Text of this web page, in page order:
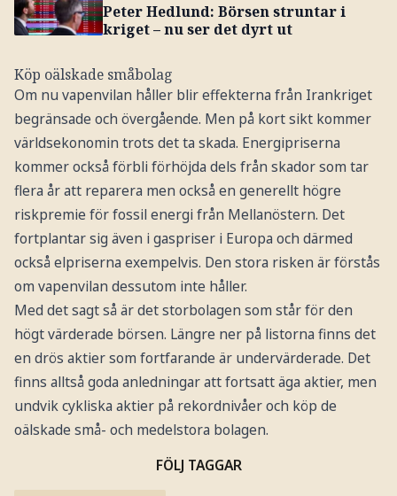
Peter Hedlund: Börsen struntar i
kriget – nu ser det dyrt ut
Köp oälskade småbolag
Om nu vapenvilan håller blir effekterna från Irankriget
begränsade och övergående. Men på kort sikt kommer
världsekonomin trots det ta skada. Energipriserna
kommer också förbli förhöjda dels från skador som tar
flera år att reparera men också en generellt högre
riskpremie för fossil energi från Mellanöstern. Det
fortplantar sig även i gaspriser i Europa och därmed
också elpriserna exempelvis. Den stora risken är förstås
om vapenvilan dessutom inte håller.
Med det sagt så är det storbolagen som står för den
högt värderade börsen. Längre ner på listorna finns det
en drös aktier som fortfarande är undervärderade. Det
finns alltså goda anledningar att fortsatt äga aktier, men
undvik cykliska aktier på rekordnivåer och köp de
oälskade små- och medelstora bolagen.
FÖLJ TAGGAR